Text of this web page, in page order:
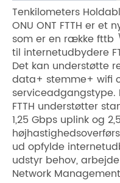
Tenkilometers
ONU ONT FTTH er et
som er en række
til internetudbydere
Det kan understøtte
data+ stemme+ wifi
serviceadgangstype.
FTTH understøtter
1,25 Gbps uplink og
ud opfylde
udstyr behov,
Network